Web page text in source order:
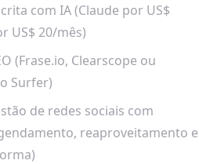
com IA (Claude por US$
US$ 20/mês)
(Frase.io, Clearscope ou
Surfer)
de redes sociais com
reaproveitamento e